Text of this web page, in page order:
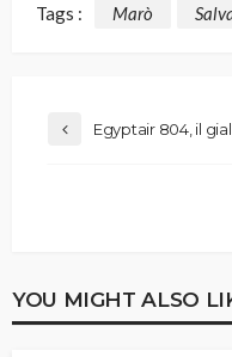
Tags : Marò
Egyptair 804, il
YOU MIGHT ALSO